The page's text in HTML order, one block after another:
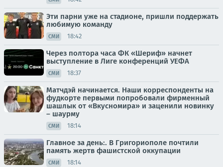
Эти парни уже на стадионе, пришли поддержать
любимую команду
СМИ 18:42
Через полтора часа ФК «Шериф» начнет
выступление в Лиге конференций УЕФА
СМИ 18:37
Матчдэй начинается. Наши корреспонденты на
фудкорте первыми попробовали фирменный
шашлык от «Вкусномира» и заценили новинку
– шаурму
СМИ 18:14
Главное за день:. В Григориополе почтили
память жертв фашистской оккупации
СМИ 18:14